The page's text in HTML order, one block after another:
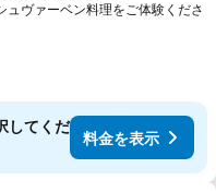
ュヴァーベン料理をご体験くださ
してくだ
料金を表示